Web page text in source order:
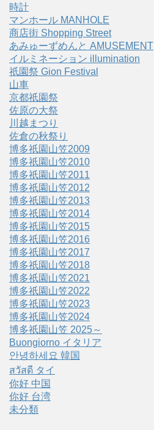
時計
マンホール MANHOLE
商店街 Shopping Street
あみゅーずめんと AMUSEMENT
イルミネーション illumination
祇園祭 Gion Festival
山車
京都祇園祭
佐原の大祭
川越まつり
佐倉の秋祭り
博多祇園山笠2009
博多祇園山笠2010
博多祇園山笠2011
博多祇園山笠2012
博多祇園山笠2013
博多祇園山笠2014
博多祇園山笠2015
博多祇園山笠2016
博多祇園山笠2017
博多祇園山笠2018
博多祇園山笠2021
博多祇園山笠2022
博多祇園山笠2023
博多祇園山笠2024
博多祇園山笠 2025～
Buongiorno イタリア
안녕하세요 韓国
สวัสดี タイ
你好 中国
你好 台湾
未分類